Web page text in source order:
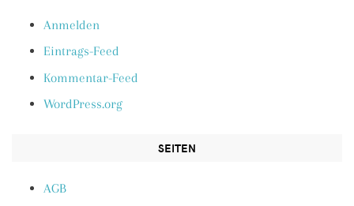
Anmelden
Eintrags-Feed
Kommentar-Feed
WordPress.org
SEITEN
AGB